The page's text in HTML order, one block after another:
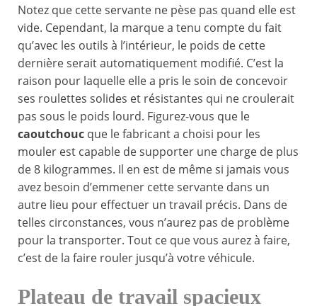
Notez que cette servante ne pèse pas quand elle est
vide. Cependant, la marque a tenu compte du fait
qu’avec les outils à l’intérieur, le poids de cette
dernière serait automatiquement modifié. C’est la
raison pour laquelle elle a pris le soin de concevoir
ses roulettes solides et résistantes qui ne croulerait
pas sous le poids lourd. Figurez-vous que le
caoutchouc que le fabricant a choisi pour les
mouler est capable de supporter une charge de plus
de 8 kilogrammes. Il en est de même si jamais vous
avez besoin d’emmener cette servante dans un
autre lieu pour effectuer un travail précis. Dans de
telles circonstances, vous n’aurez pas de problème
pour la transporter. Tout ce que vous aurez à faire,
c’est de la faire rouler jusqu’à votre véhicule.
Plateau de travail spacieux